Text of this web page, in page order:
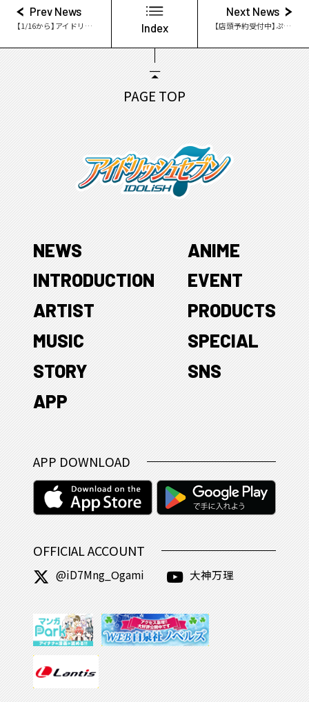
Prev News
【1/16から】アイドリッシュセブン×アニメガカフェが開催！ Index
Next News
【店頭予約受付中】ぷにぷにほっぺますこっと アイドリッシュセブン
PAGE TOP
NEWS
INTRODUCTION
ARTIST
MUSIC
STORY
APP
ANIME
EVENT
PRODUCTS
SPECIAL
SNS
APP DOWNLOAD
OFFICIAL ACCOUNT
@iD7Mng_Ogami 大神万理